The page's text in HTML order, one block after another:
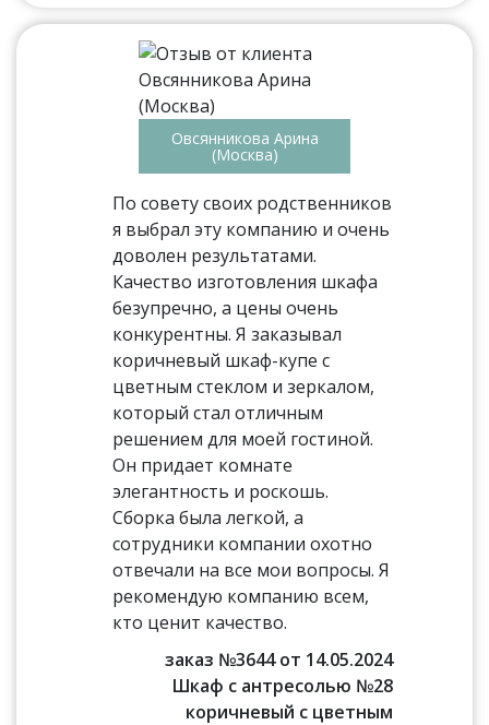
Овсянникова Арина
(Москва)
По совету своих родственников
я выбрал эту компанию и очень
доволен результатами.
Качество изготовления шкафа
безупречно, а цены очень
конкурентны. Я заказывал
коричневый шкаф-купе с
цветным стеклом и зеркалом,
который стал отличным
решением для моей гостиной.
Он придает комнате
элегантность и роскошь.
Сборка была легкой, а
сотрудники компании охотно
отвечали на все мои вопросы. Я
рекомендую компанию всем,
кто ценит качество.
заказ №3644 от 14.05.2024
Шкаф с антресолью №28
коричневый с цветным